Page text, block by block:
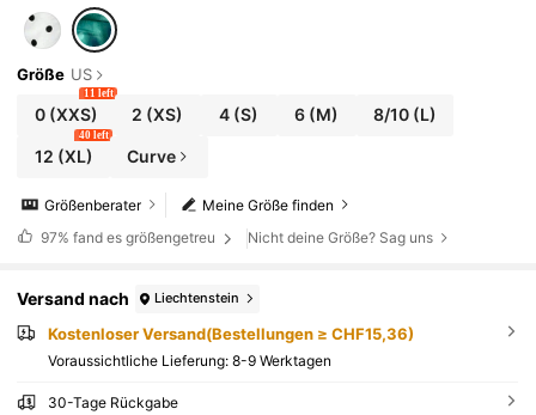
Größe US
0(XXS)
11 left
2 (XS) 4 (S) 6 (M) 8/10 (L)
12 (XL)
40 left
Curve
Meine Größe finden
Größenberater
97% fand es größengetreu Nicht deine Größe? Sag uns
Versand nach Liechtenstein
Kostenloser Versand(Bestellungen ≥ CHF15,36)
Voraussichtliche Lieferung: 8-9 Werktagen
30-Tage Rückgabe